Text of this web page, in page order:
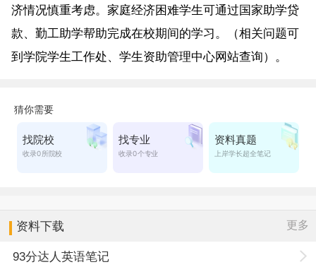
济情况慎重考虑。家庭经济困难学生可通过国家助学贷
款、勤工助学帮助完成在校期间的学习。（相关问题可
到学院学生工作处、学生资助管理中心网站查询）。
资料下载 更多
93分达人英语笔记